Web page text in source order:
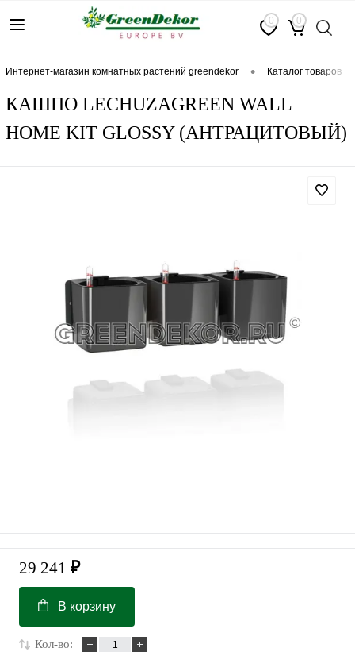
0 0
интернет-магазин комнатных растений greendekor • каталог товаров
КАШПО LECHUZAGREEN WALL
HOME KIT GLOSSY (АНТРАЦИТОВЫЙ)
29 241 ₽
В корзину
Кол-во: